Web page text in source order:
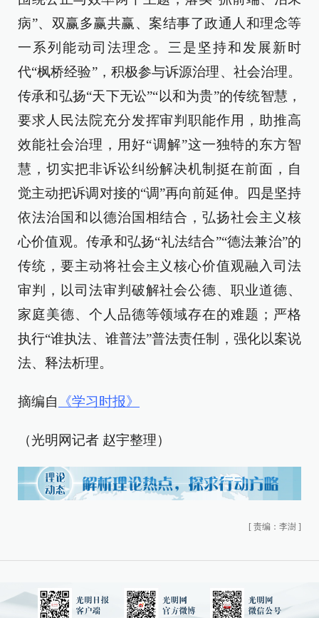
病”、双赢多赢共赢、案结事了政通人和理念等
一系列能动司法理念。三是坚持和发展新时
代“枫桥经验”，积极参与诉源治理、社会治理。
传承和弘扬“天下无讼”“以和为贵”的传统智慧，
要求人民法院充分发挥审判职能作用，助推高
效能社会治理，用好“调解”这一独特的东方智
慧，切实把非诉讼纠纷解决机制挺在前面，自
觉主动把诉调对接的“调”再向前延伸。四是坚持
依法治国和以德治国相结合，弘扬社会主义核
心价值观。传承和弘扬“礼法结合”“德法兼治”的
传统，要主动将社会主义核心价值观融入司法
审判，以司法审判破解社会公德、职业道德、
家庭美德、个人品德等领域存在的难题；严格
执行“谁执法、谁普法”普法责任制，强化以案说
法、释法析理。
摘编自 《学习时报》
（光明网记者 赵宇整理）
[ 责编：李澍 ]